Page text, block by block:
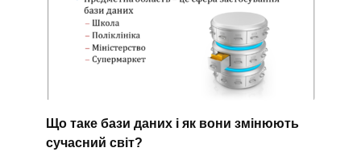
Що таке бази даних і як вони змінюють
сучасний світ?